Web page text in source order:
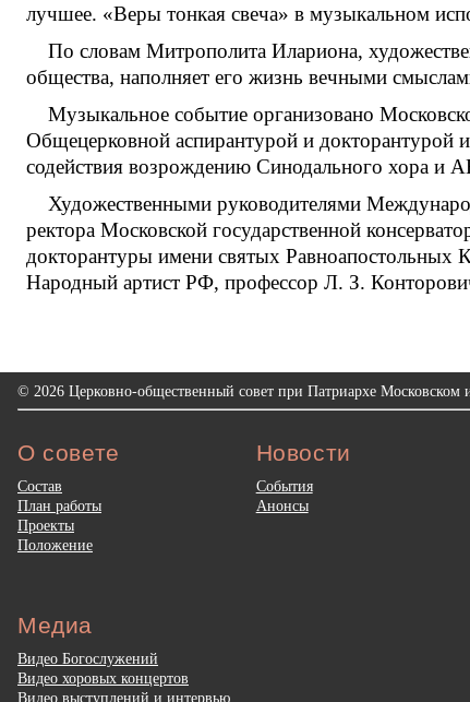
лучшее. «Веры тонкая свеча» в музыкальном
По словам Митрополита Илариона,
общества, наполняет его жизнь вечными
Музыкальное событие организовано
Общецерковной аспирантурой и
содействия возрождению Синодального хора
Художественными руководителями
ректора Московской государственной
докторантуры имени святых
Народный артист РФ, профессор Л. З.
© 2026 Церковно-общественный совет при Патриархе Московском
О совете
Состав
План работы
Проекты
Положение
Новости
События
Анонсы
Медиа
Видео Богослужений
Видео хоровых концертов
Видео выступлений и интервью